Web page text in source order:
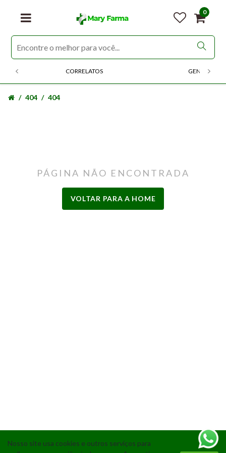
Nosso site usa cookies e outros serviços para
0
CORRELATOS GENERICOS
404 404
PÁGINA NÃO ENCONTRADA
VOLTAR PARA A HOME